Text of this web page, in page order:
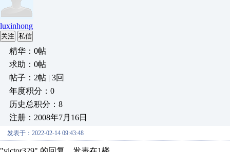
luxinhong
关注 私信
精华：0帖
求助：0帖
帖子：2帖 | 3回
年度积分：0
历史总积分：8
注册：2008年7月16日
发表于：2022-02-14 09:43:48